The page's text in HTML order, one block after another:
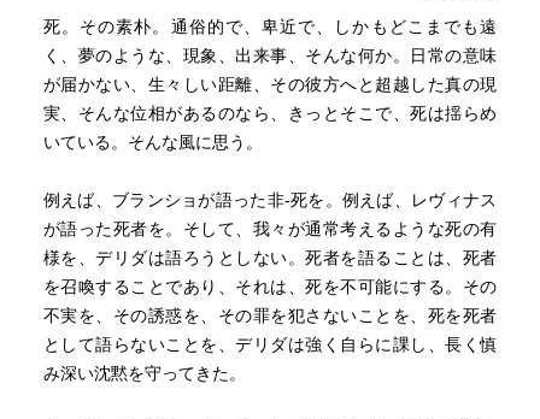
こうしたいかがわしさを前に、真の友人はいかにふるまう
べきなのか？友人の死に際して、何も語らないべきなの
か？
な紋切方にハマってしまう、気味の悪さ。
という逡巡のなかで、「友愛」の哲学者は、そうしたディ
スクールを巧みに「脱構築」しながら、「喪」の行為をな
す、とともに「喪」とは？、「友愛」とは？、「死」と
は？を投げかける。
死。その素朴。通俗的で、卑近で、しかもどこまでも遠
く、夢のような、現象、出来事、そんな何か。日常の意味
が届かない、生々しい距離、その彼方へと超越した真の現
実、そんな位相があるのなら、きっとそこで、死は揺らめ
いている。そんな風に思う。
例えば、ブランショが語った非-死を。例えば、レヴィナス
が語った死者を。そして、我々が通常考えるような死の有
様を、デリダは語ろうとしない。死者を語ることは、死者
を召喚することであり、それは、死を不可能にする。その
不実を、その誘惑を、その罪を犯さないことを、死を死者
として語らないことを、デリダは強く自らに課し、長く慎
み深い沈黙を守ってきた。